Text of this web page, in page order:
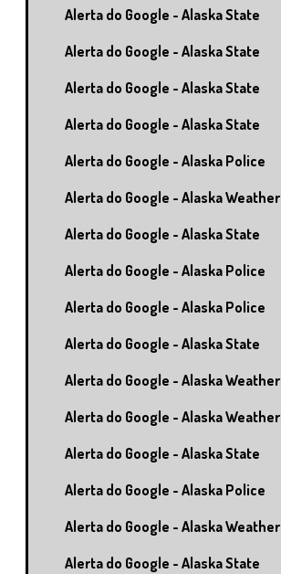
Alerta do Google - Alaska State
Alerta do Google - Alaska State
Alerta do Google - Alaska State
Alerta do Google - Alaska State
Alerta do Google - Alaska Police
Alerta do Google - Alaska Weather
Alerta do Google - Alaska State
Alerta do Google - Alaska Police
Alerta do Google - Alaska Police
Alerta do Google - Alaska State
Alerta do Google - Alaska Weather
Alerta do Google - Alaska Weather
Alerta do Google - Alaska State
Alerta do Google - Alaska Police
Alerta do Google - Alaska Weather
Alerta do Google - Alaska State